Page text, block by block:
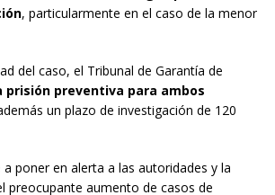
, particularmente en el caso de la menor
del caso, el Tribunal de Garantía de
prisión preventiva para ambos
un plazo de investigación de 120
a poner en alerta a las autoridades y la
preocupante aumento de casos de